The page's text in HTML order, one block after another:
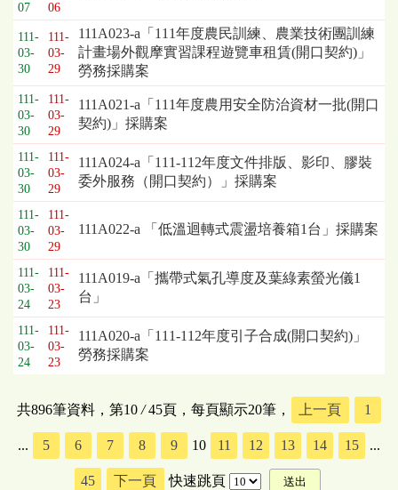
07
06
111-
03-
30
111-
03-
29
111A023-a「111年度農民訓練、農業技術團訓練
計畫場外觀摩實習課程遊覽車租賃(開口契約)」
勞務採購案
111-
03-
30
111-
03-
29
111A021-a「111年度農用安全防治資材一批(開口
契約)」採購案
111-
03-
30
111-
03-
29
111A024-a「111-112年度文件排版、影印、膠裝
委外服務（開口契約）」採購案
111-
03-
30
111-
03-
29
111A022-a 「低溫迴轉式震盪培養箱1台」採購案
111-
03-
24
111-
03-
23
111A019-a「攜帶式氣孔導度及葉綠素螢光儀1
台」
111-
03-
24
111-
03-
23
111A020-a「111-112年度引子合成(開口契約)」
勞務採購案
共896筆資料，第10/45頁，每頁顯示20筆， 上一頁 1
... 5 6 7 8 9 10 11 12 13 14 15 ...
45 下一頁 快速跳頁